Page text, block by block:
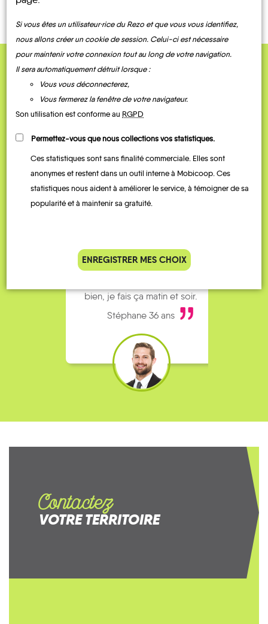
QUELQUES
Témoignages
parking de la gare est toujours
complet alors j’ai testé Rezo
bien, je fais ça matin et soir.
Stéphane 36 ans
Contactez
VOTRE TERRITOIRE
Si vous êtes un utilisateur·rice du Rezo et que vous vous identifiez,
nous allons créer un cookie de session. Celui-ci est nécessaire
pour maintenir votre connexion tout au long de votre navigation.
Il sera automatiquement détruit lorsque :
Vous vous déconnecterez,
Vous fermerez la fenêtre de votre navigateur.
Son utilisation est conforme au RGPD
Permettez-vous que nous collections vos statistiques.
Ces statistiques sont sans finalité commerciale. Elles sont
anonymes et restent dans un outil interne à Mobicoop. Ces
statistiques nous aident à améliorer le service, à témoigner de sa
popularité et à maintenir sa gratuité.
ENREGISTRER MES CHOIX